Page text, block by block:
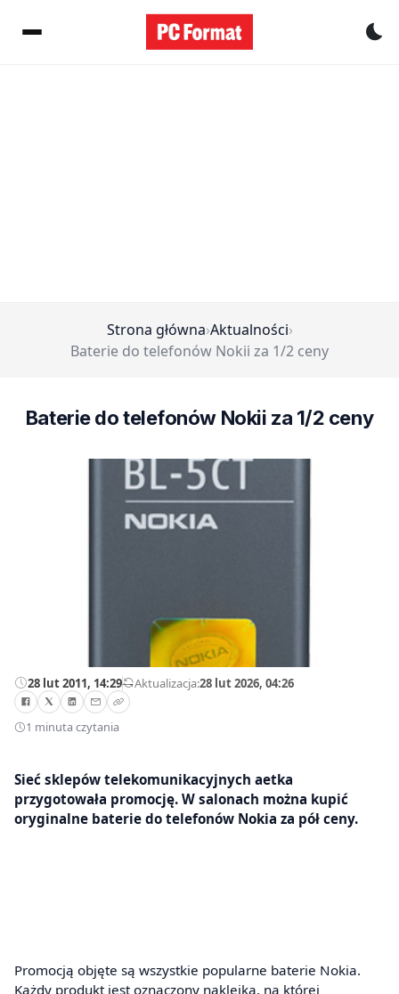
Strona główna›Aktualności›
Baterie do telefonów Nokii za 1/2 ceny
Baterie do telefonów Nokii za 1/2 ceny
28 lut 2011, 14:29—Aktualizacja:28 lut 2026, 04:26
1 minuta czytania
Sieć sklepów telekomunikacyjnych aetka
przygotowała promocję. W salonach można kupić
oryginalne baterie do telefonów Nokia za pół ceny.
Promocją objęte są wszystkie popularne baterie Nokia.
Każdy produkt jest oznaczony naklejką, na której